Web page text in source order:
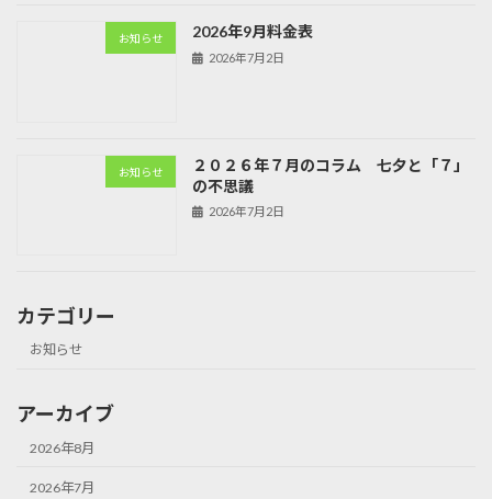
お知らせ 2026年9月料金表
2026年7月2日
お知らせ
２０２６年７月のコラム 七夕と「７」
の不思議
2026年7月2日
カテゴリー
お知らせ
アーカイブ
2026年8月
2026年7月